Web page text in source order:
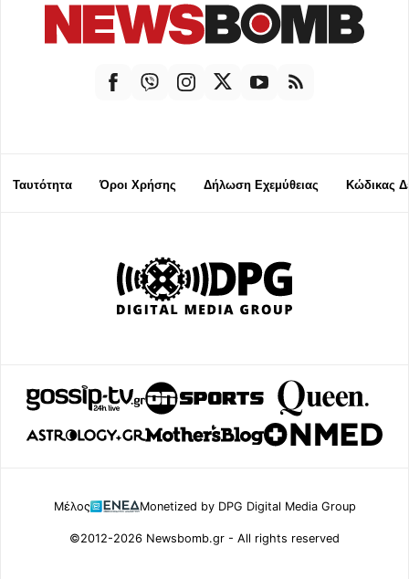
Ταυτότητα Όροι Χρήσης Δήλωση Εχεμύθειας Κώδικας
Μέλος Monetized by DPG Digital Media Group
©2012-2026 Newsbomb.gr - All rights reserved